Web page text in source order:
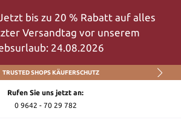
bis zu 20 % Rabatt auf alles
Versandtag vor unserem
24.08.2026
TRUSTED SHOPS KÄUFERSCHUTZ
Rufen Sie uns jetzt an:
0 9642 - 70 29 782